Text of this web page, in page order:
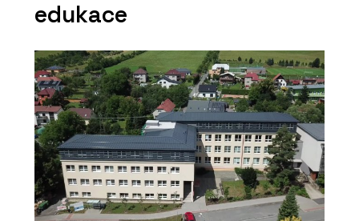
edukace